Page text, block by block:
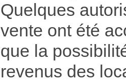
Quelques
vente ont été
que la
revenus des